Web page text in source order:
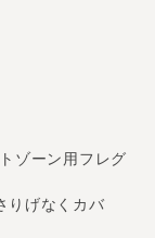
ゾーン用フレグ
りげなくカバ